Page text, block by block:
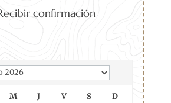
confirmación
Form
M J V S D